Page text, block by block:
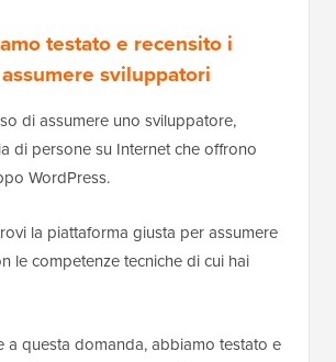
testato e recensito i
sviluppatori
di assumere uno sviluppatore,
di persone su Internet che offrono
WordPress.
la piattaforma giusta per assumere
le competenze tecniche di cui hai
a questa domanda, abbiamo testato e